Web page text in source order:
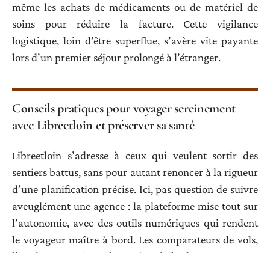
même les achats de médicaments ou de matériel de
soins pour réduire la facture. Cette vigilance
logistique, loin d’être superflue, s’avère vite payante
lors d’un premier séjour prolongé à l’étranger.
Conseils pratiques pour voyager sereinement
avec Libreetloin et préserver sa santé
Libreetloin s’adresse à ceux qui veulent sortir des
sentiers battus, sans pour autant renoncer à la rigueur
d’une planification précise. Ici, pas question de suivre
aveuglément une agence : la plateforme mise tout sur
l’autonomie, avec des outils numériques qui rendent
le voyageur maître à bord. Les comparateurs de vols,